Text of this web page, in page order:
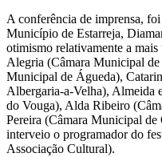
A conferência de imprensa,
Município de Estarreja,
otimismo relativamente a
Alegria (Câmara Municipal
Municipal de Águeda),
Albergaria-a-Velha), Almeida
do Vouga), Alda Ribeiro
Pereira (Câmara Municipal
interveio o programador do
Associação Cultural).